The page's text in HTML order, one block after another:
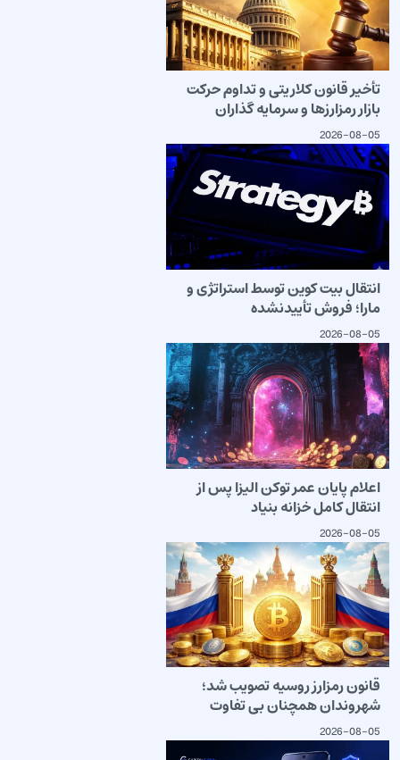
تأخیر قانون کلاریتی و تداوم حرکت
بازار رمزارزها و سرمایه گذاران
2026-08-05
انتقال بیت کوین توسط استراتژی و
مارا؛ فروش تأییدنشده
2026-08-05
اعلام پایان عمر توکن الیزا پس از
انتقال کامل خزانه بنیاد
2026-08-05
قانون رمزارز روسیه تصویب شد؛
شهروندان همچنان بی تفاوت
2026-08-05